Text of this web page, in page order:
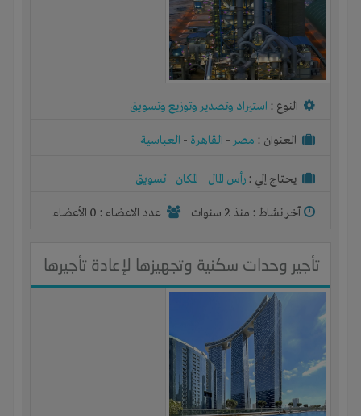
النوع : استيراد وتصدير وتوزيع وتسويق
العنوان : مصر- القاهرة - العباسية
يحتاج إلي : رأس المال - المكان - تسويق
آخر نشاط : منذ 2 سنوات عدد الاعضاء : 0 الأعضاء
تأجير وحدات سكنية وتجهيزها لإعادة تأجيرها